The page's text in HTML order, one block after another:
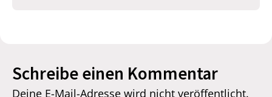
Schreibe einen Kommentar
Deine E-Mail-Adresse wird nicht veröffentlicht.